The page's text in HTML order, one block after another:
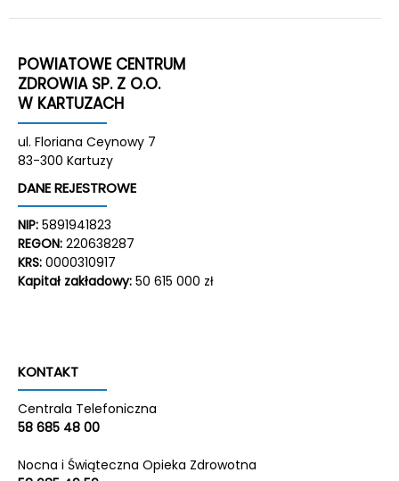
POWIATOWE CENTRUM
ZDROWIA SP. Z O.O.
W KARTUZACH
ul. Floriana Ceynowy 7
83-300 Kartuzy
DANE REJESTROWE
NIP: 5891941823
REGON: 220638287
KRS: 0000310917
Kapitał zakładowy: 50 615 000 zł
KONTAKT
Centrala Telefoniczna
58 685 48 00
Nocna i Świąteczna Opieka Zdrowotna